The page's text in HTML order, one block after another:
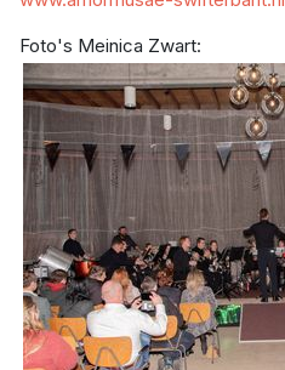
Foto's Meinica Zwart: